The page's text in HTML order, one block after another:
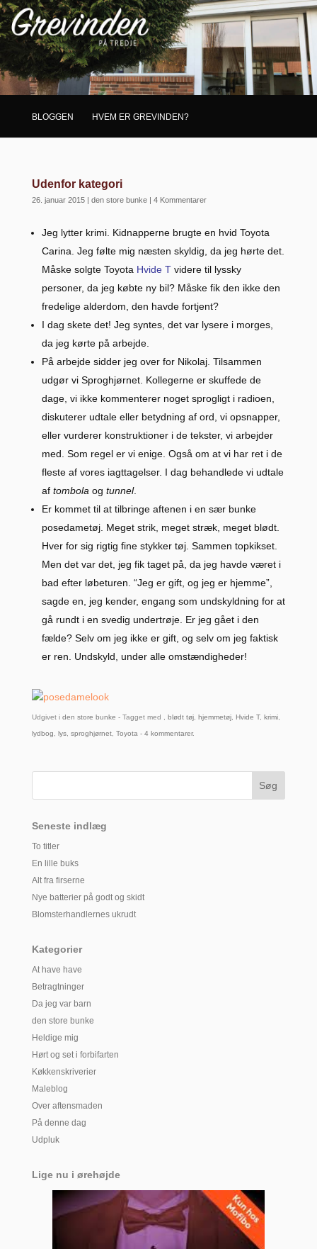
BLOGGEN HVEM ER GREVINDEN?
Udenfor kategori
26. januar 2015| den store bunke| 4 Kommentarer
Jeg lytter krimi. Kidnapperne brugte en hvid Toyota
Carina. Jeg følte mig næsten skyldig, da jeg hørte det.
Måske solgte Toyota Hvide Tvidere til lyssky
personer, da jeg købte ny bil? Måske fik den ikke den
fredelige alderdom, den havde fortjent?
I dag skete det! Jeg syntes, det var lysere i morges,
da jeg kørte på arbejde.
På arbejde sidder jeg over for Nikolaj. Tilsammen
udgør vi Sproghjørnet. Kollegerne er skuffede de
dage, vi ikke kommenterer noget sprogligt i radioen,
diskuterer udtale eller betydning af ord, vi opsnapper,
eller vurderer konstruktioner i de tekster, vi arbejder
med. Som regel er vi enige. Også om at vi har ret i de
fleste af vores iagttagelser. I dag behandlede vi udtale
af tombolaog tunnel.
Er kommet til at tilbringe aftenen i en sær bunke
posedametøj. Meget strik, meget stræk, meget blødt.
Hver for sig rigtig fine stykker tøj. Sammen topkikset.
Men det var det, jeg fik taget på, da jeg havde været i
bad efter løbeturen. “Jeg er gift, og jeg er hjemme”,
sagde en, jeg kender, engang som undskyldning for at
gå rundt i en svedig undertrøje. Er jeg gået i den
fælde? Selv om jeg ikke er gift, og selv om jeg faktisk
er ren. Undskyld, under alle omstændigheder!
Udgivet i den store bunke - Tagget med , blødt tøj, hjemmetøj, Hvide T, krimi,
lydbog, lys, sproghjørnet, Toyota- 4 kommentarer.
Seneste indlæg
To titler
En lille buks
Alt fra firserne
Nye batterier på godt og skidt
Blomsterhandlernes ukrudt
Kategorier
At have have
Betragtninger
Da jeg var barn
den store bunke
Heldige mig
Hørt og set i forbifarten
Køkkenskriverier
Maleblog
Over aftensmaden
På denne dag
Udpluk
Lige nu i ørehøjde